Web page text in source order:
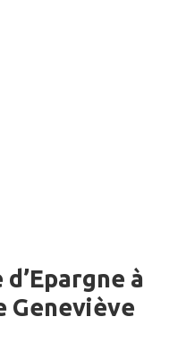
d’Epargne à
Geneviève